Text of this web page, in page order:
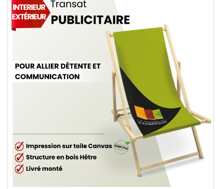
Pouf cube textile
est modulable et facile à déplacer. Il sert
d'assise, d'élément décoratif et de support visuel, parfait pour
structurer un espace intérieur sans contraintes d'installation.
apporte une touche d'originalité qui
capte l'attention des visiteurs. Il est particulièrement adapté
aux stands souhaitant créer un effet de surprise et une
expérience de marque mémorable.